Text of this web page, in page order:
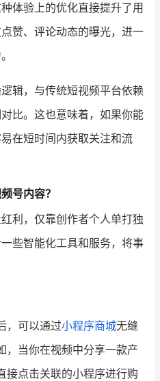
体验上的优化直接提升了用
赞、评论动态的曝光，进一
辑，与传统短视频平台依赖
比。这也意味着，如果你能
在短时间内获取关注和流
号内容？
利，仅靠创作者个人单打独
些智能化工具和服务，将事
，可以通过小程序商城无缝
，当你在视频中分享一款产
接点击关联的小程序进行购